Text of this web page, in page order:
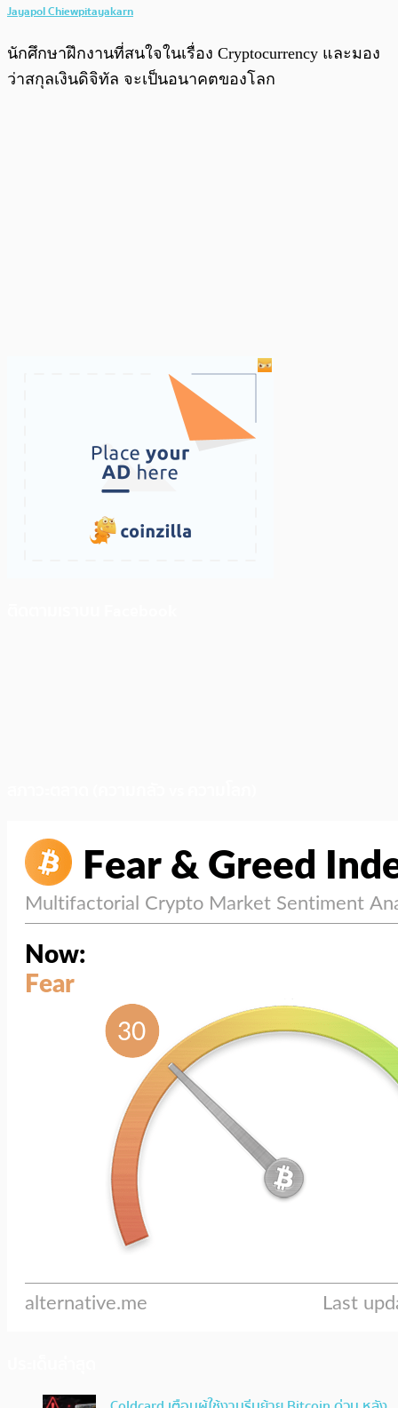
Jayapol Chiewpitayakarn
นักศึกษาฝึกงานที่สนใจในเรื่อง Cryptocurrency และมอง
ว่าสกุลเงินดิจิทัล จะเป็นอนาคตของโลก